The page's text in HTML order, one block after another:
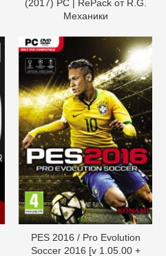
(2017) PC | RePack от R.G.
Механики
PES 2016 / Pro Evolution
Soccer 2016 [v 1.05.00 +